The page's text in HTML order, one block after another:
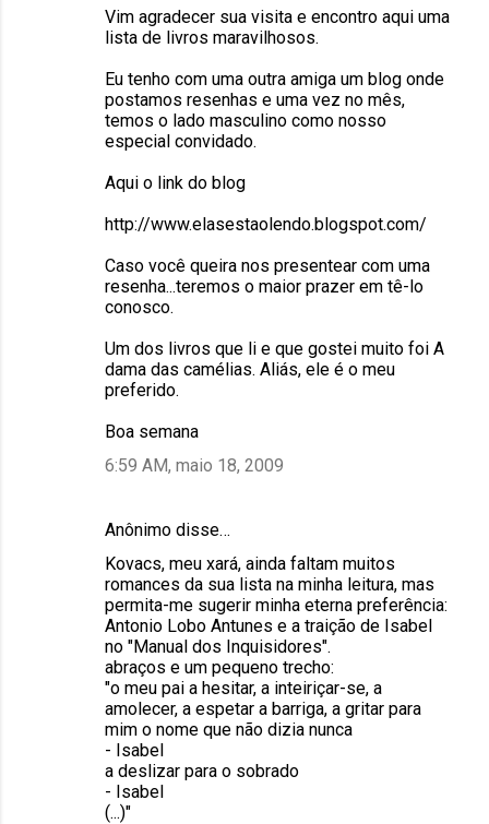
Vim agradecer sua visita e encontro aqui uma
lista de livros maravilhosos.
Eu tenho com uma outra amiga um blog onde
postamos resenhas e uma vez no mês,
temos o lado masculino como nosso
especial convidado.
Aqui o link do blog
http://www.elasestaolendo.blogspot.com/
Caso você queira nos presentear com uma
resenha...teremos o maior prazer em tê-lo
conosco.
Um dos livros que li e que gostei muito foi A
dama das camélias. Aliás, ele é o meu
preferido.
Boa semana
6:59 AM, maio 18, 2009
Anônimo disse…
Kovacs, meu xará, ainda faltam muitos
romances da sua lista na minha leitura, mas
permita-me sugerir minha eterna preferência:
Antonio Lobo Antunes e a traição de Isabel
no "Manual dos Inquisidores".
abraços e um pequeno trecho:
"o meu pai a hesitar, a inteiriçar-se, a
amolecer, a espetar a barriga, a gritar para
mim o nome que não dizia nunca
- Isabel
a deslizar para o sobrado
- Isabel
(...)"